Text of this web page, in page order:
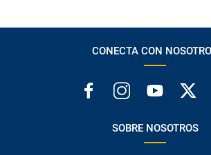
CONECTA CON
SOBRE NOSOTROS